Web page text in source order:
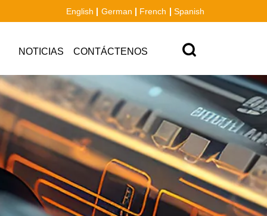
English German French Spanish
NOTICIAS CONTÁCTENOS